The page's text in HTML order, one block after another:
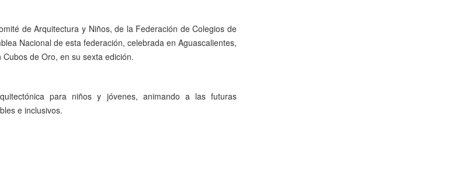
de Arquitectura y Niños, de la Federación de Colegios de
Nacional de esta federación, celebrada en Aguascalientes,
de Oro, en su sexta edición.
para niños y jóvenes, animando a las futuras
e inclusivos.